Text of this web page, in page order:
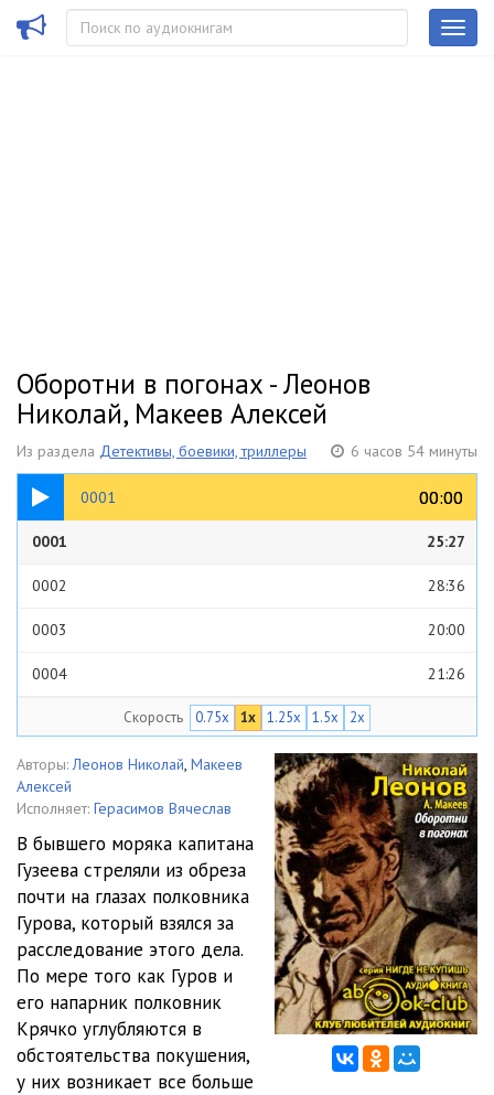
Оборотни в погонах - Леонов
Николай, Макеев Алексей
Из раздела Детективы, боевики, триллеры 6 часов 54 минуты
0001 00:00
00:00
25:27
0001 25:27
0002 28:36
0003 20:00
0004 21:26
0006 29:17
0007 19:34
0008 25:41
0009 21:20
0010 22:41
0011 27:45
0012 38:13
Скорость 0.75x 1x 1.25x 1.5x 2x
Авторы: Леонов Николай, Макеев
Алексей
Исполняет: Герасимов Вячеслав
В бывшего моряка капитана
Гузеева стреляли из обреза
почти на глазах полковника
Гурова, который взялся за
расследование этого дела.
По мере того как Гуров и
его напарник полковник
Крячко углубляются в
обстоятельства покушения,
у них возникает все больше